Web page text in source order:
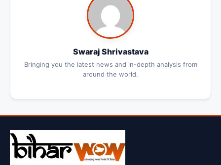
Swaraj Shrivastava
Bringing you the latest news and in-depth analysis from
around the world.